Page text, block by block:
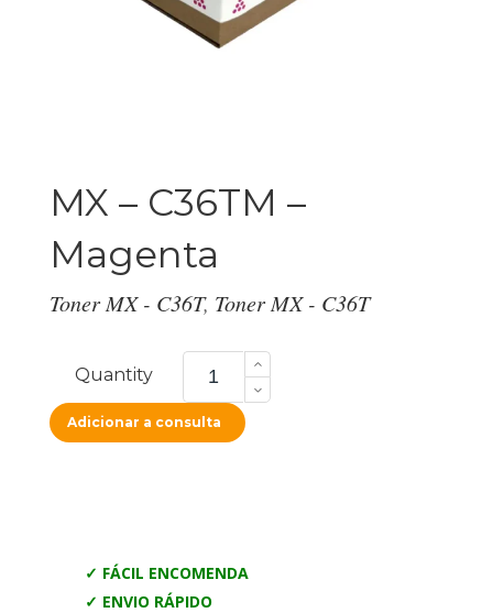
MX – C36TM –
Magenta
Toner MX - C36T, Toner MX - C36T
Quantity
MX
C36TM
-
Magenta
quantity
Adicionar a consulta
✓ FÁCIL ENCOMENDA
✓ ENVIO RÁPIDO